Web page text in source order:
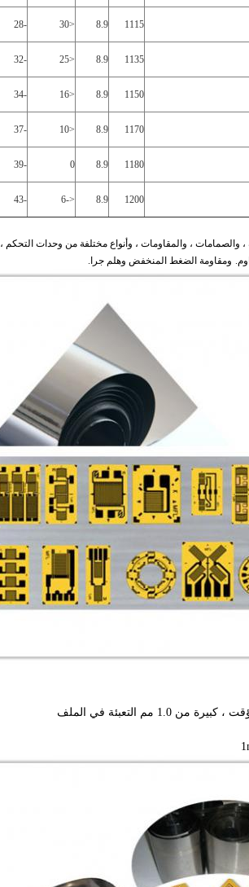
1115
8.9
<30
-28
1135
8.9
<25
-32
1150
8.9
<16
-34
1170
8.9
<10
-37
1180
8.9
0
-39
1200
8.9
<-6
-43
والصمامات ، والمقاومات ، وأنواع مختلفة من وحدات التحكم ،
ومقاومة الضغط المنخفض وهلم جرا.